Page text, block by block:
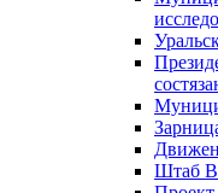
Штаб